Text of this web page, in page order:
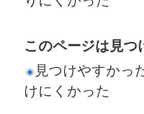
このページは見
見つけやすかっ
けにくかった